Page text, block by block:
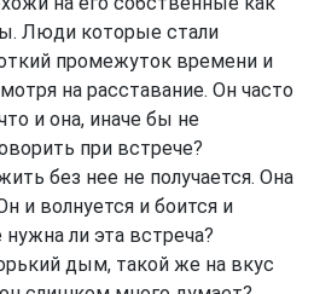
Люди которые стали
промежуток времени и
на расставание. Он часто
и она, иначе бы не
при встрече?
без нее не получается. Она
и волнуется и боится и
ли эта встреча?
дым, такой же на вкус